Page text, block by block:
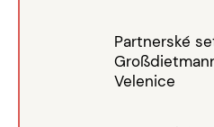
Partnerské
Velenice